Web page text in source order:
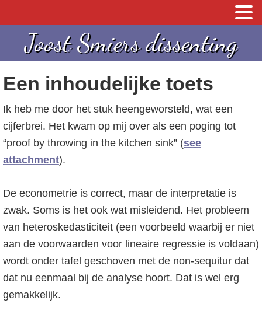
a
d
n
Joost Smiers dissenting
Een inhoudelijke toets
Ik heb me door het stuk heengeworsteld, wat een
cijferbrei. Het kwam op mij over als een poging tot
“proof by throwing in the kitchen sink” (see
attachment).
De econometrie is correct, maar de interpretatie is
zwak. Soms is het ook wat misleidend. Het probleem
van heteroskedasticiteit (een voorbeeld waarbij er niet
aan de voorwaarden voor lineaire regressie is voldaan)
wordt onder tafel geschoven met de non-sequitur dat
dat nu eenmaal bij de analyse hoort. Dat is wel erg
gemakkelijk.